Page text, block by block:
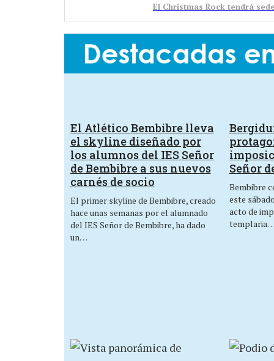
El Christmas Rock tendrá
El Atlético Bembibre lleva
el skyline diseñado por
los alumnos del IES Señor
de Bembibre a sus nuevos
carnés de socio
El primer skyline de Bembibre, creado
hace unas semanas por el alumnado
del IES Señor de Bembibre, ha dado
un…
Señor
Bembibre
este
acto de